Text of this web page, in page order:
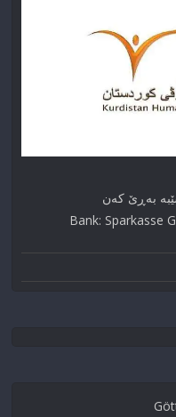
بەڕێ کەن
Bank: Sparkasse